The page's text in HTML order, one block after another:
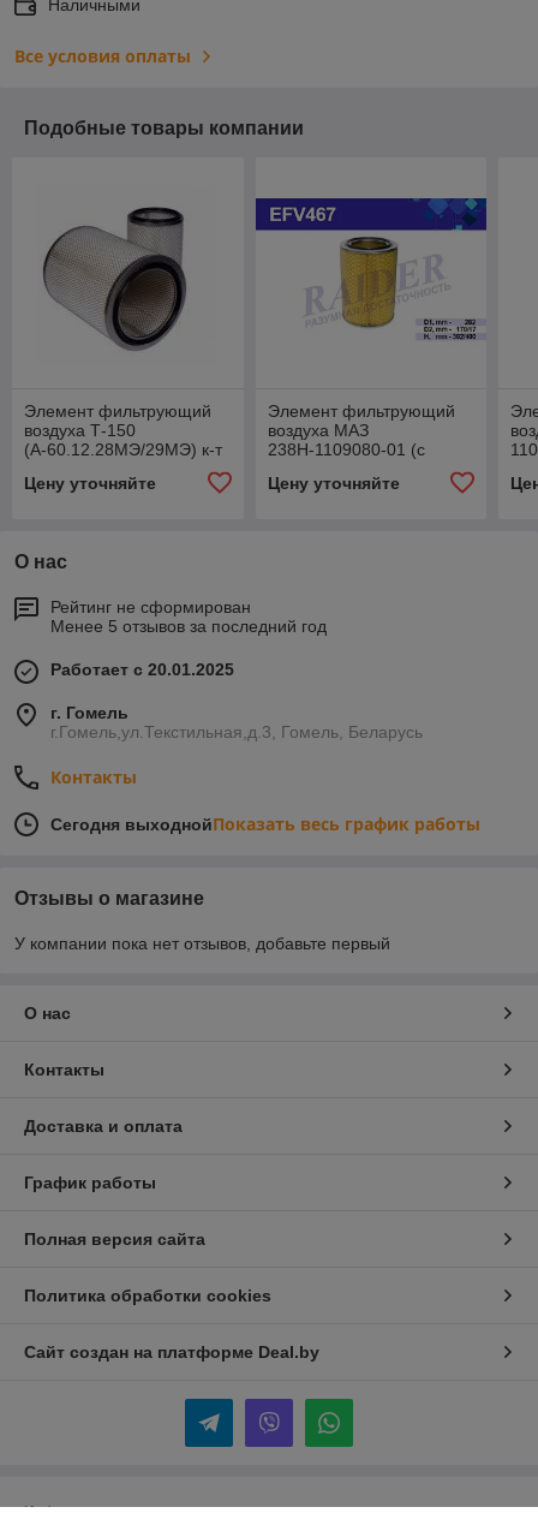
Наличными
Все условия оплаты
Подобные товары компании
Элемент фильтрующий
воздуха Т-150
(А-60.12.28МЭ/29МЭ) к-т
Дон-680,ТО-28
Цену уточняйте
Элемент фильтрующий
воздуха МАЗ
238Н-1109080-01 (с
дном) *RAIDER* EFV-467
Цену уточняйте
О нас
Рейтинг не сформирован
Менее 5 отзывов за последний год
Работает с 20.01.2025
г. Гомель
г.Гомель,ул.Текстильная,д.3, Гомель, Беларусь
Контакты
Сегодня выходнойПоказать весь график работы
Отзывы о магазине
У компании пока нет отзывов, добавьте первый
О нас
Контакты
Доставка и оплата
График работы
Полная версия сайта
Политика обработки cookies
Сайт создан на платформе Deal.by